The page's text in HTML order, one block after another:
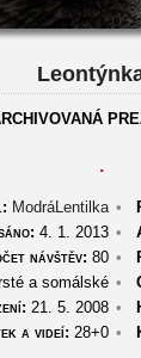
.
ModráLentilka •
4. 1. 2013 •
návštěv: 80 •
a somálské •
21. 5. 2008 •
a videí: 28+0 •